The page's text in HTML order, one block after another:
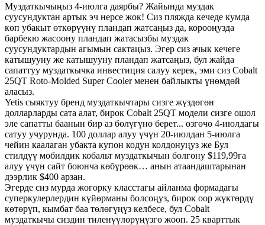
Муздаткычыңыз 4-июлга даярбы? Жайында муздак
суусундуктан артык эч нерсе жок! Сиз пляжда кечеде кумда
көп убакыт өткөрүүнү пландап жатсаңыз да, корооңузда
барбекю жасоону пландап жатасызбы муздак
суусундуктардын агымын сактаңыз. Эгер сиз ачык кечеге
катышууну же катышууну пландап жатсаңыз, бул жайда
сапаттуу муздаткычка инвестиция салуу керек, эми сиз Cobalt
25QT Roto-Molded Super Cooler менен байлыкты үнөмдөй
аласыз.
Yetis сыяктуу бренд муздаткычтары сизге жүздөгөн
долларларды сата алат, бирок Cobalt 25QT модели сизге ошол
эле сапатты баанын бир аз бөлүгүнө берет... өзгөчө 4-июлдагы
сатуу учурунда. 100 доллар алуу үчүн 20-июлдан 5-июлга
чейин каалаган убакта купон кодун колдонуңуз же Бул
стилдүү мобилдик кобальт муздаткычын болгону $119,99га
алуу үчүн сайт боюнча көбүрөөк… анын атаандаштарынан
дээрлик $400 арзан.
Эгерде сиз мурда жогорку класстагы айланма формадагы
суперкулерлердин күйөрманы болсоңуз, бирок оор жүктөрдү
көтөрүп, кымбат баа төлөгүңүз келбесе, бул Cobalt
муздаткычы сиздин тиленүүлөрүңүзгө жооп. 25 кварттык